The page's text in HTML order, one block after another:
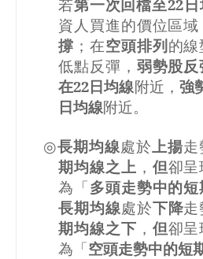
若第一次回檔至22
資人買進的價位區域
撐 ；在空頭排列的
低點反彈， 弱勢股
在22日均線附近， 強
日均線附近。
◎長期均線處於 上揚
期均線之上 ， 但卻
為「多頭走勢中的
長期均線處於下降
期均線之下 ， 但卻呈
為「空頭走勢中的短